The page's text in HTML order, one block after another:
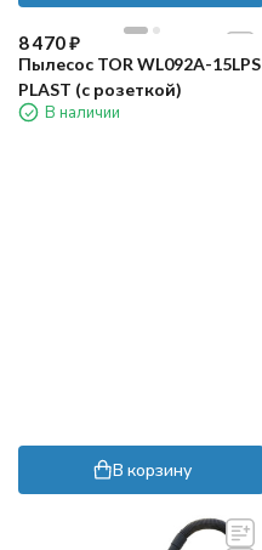
8 470₽
Пылесос TOR WL092A-15LPS
PLAST (с розеткой)
В наличии
В корзину